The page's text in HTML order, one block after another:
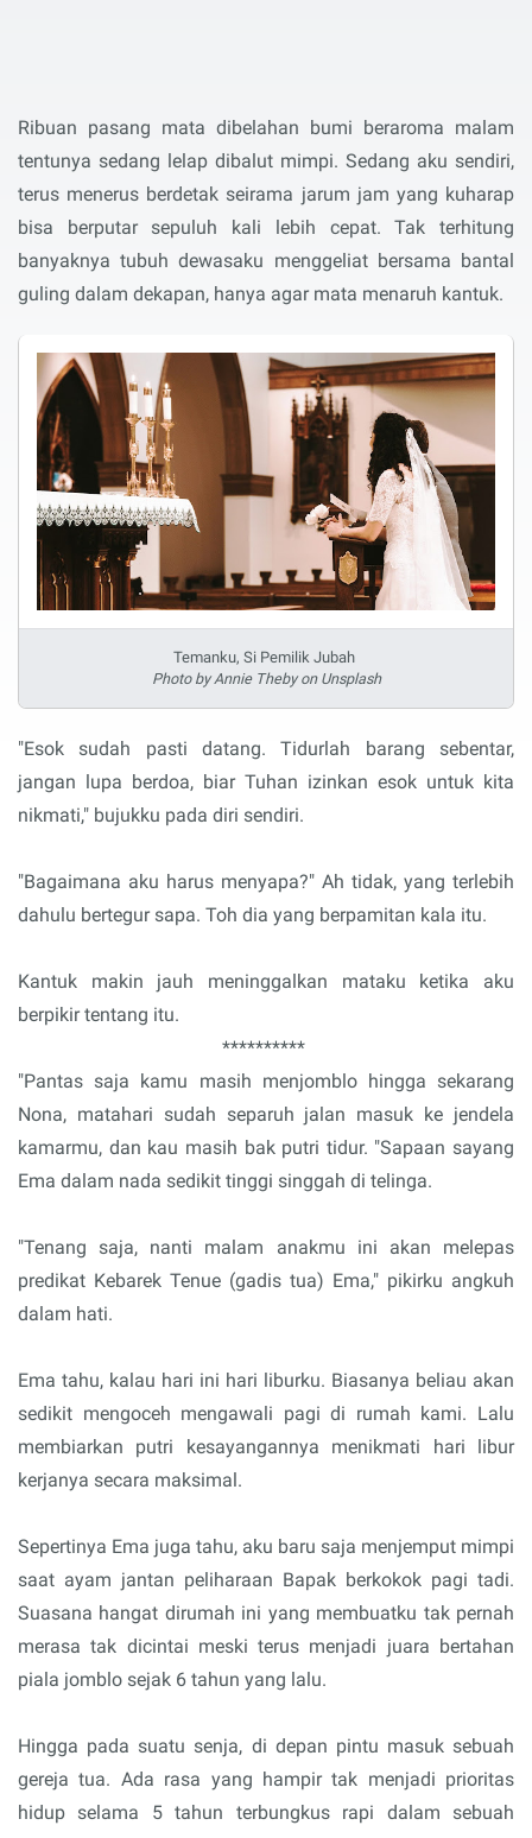
Ribuan pasang mata dibelahan bumi beraroma malam
tentunya sedang lelap dibalut mimpi. Sedang aku sendiri,
terus menerus berdetak seirama jarum jam yang kuharap
bisa berputar sepuluh kali lebih cepat. Tak terhitung
banyaknya tubuh dewasaku menggeliat bersama bantal
guling dalam dekapan, hanya agar mata menaruh kantuk.
Temanku, Si Pemilik Jubah
Photo by Annie Theby on Unsplash
"Esok sudah pasti datang. Tidurlah barang sebentar,
jangan lupa berdoa, biar Tuhan izinkan esok untuk kita
nikmati," bujukku pada diri sendiri.
"Bagaimana aku harus menyapa?" Ah tidak, yang terlebih
dahulu bertegur sapa. Toh dia yang berpamitan kala itu.
Kantuk makin jauh meninggalkan mataku ketika aku
berpikir tentang itu.
**********
"Pantas saja kamu masih menjomblo hingga sekarang
Nona, matahari sudah separuh jalan masuk ke jendela
kamarmu, dan kau masih bak putri tidur. "Sapaan sayang
Ema dalam nada sedikit tinggi singgah di telinga.
"Tenang saja, nanti malam anakmu ini akan melepas
predikat Kebarek Tenue (gadis tua) Ema," pikirku angkuh
dalam hati.
Ema tahu, kalau hari ini hari liburku. Biasanya beliau akan
sedikit mengoceh mengawali pagi di rumah kami. Lalu
membiarkan putri kesayangannya menikmati hari libur
kerjanya secara maksimal.
Sepertinya Ema juga tahu, aku baru saja menjemput mimpi
saat ayam jantan peliharaan Bapak berkokok pagi tadi.
Suasana hangat dirumah ini yang membuatku tak pernah
merasa tak dicintai meski terus menjadi juara bertahan
piala jomblo sejak 6 tahun yang lalu.
Hingga pada suatu senja, di depan pintu masuk sebuah
gereja tua. Ada rasa yang hampir tak menjadi prioritas
hidup selama 5 tahun terbungkus rapi dalam sebuah